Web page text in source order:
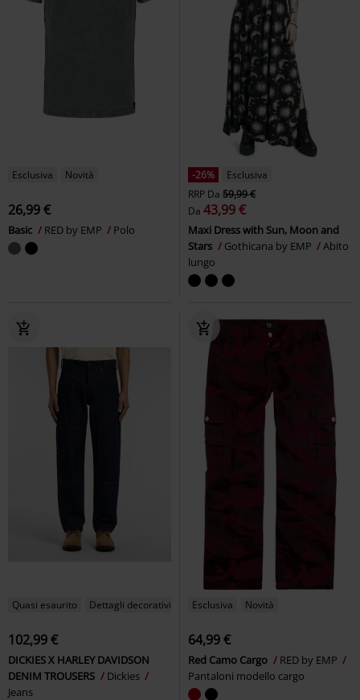
Esclusiva Novità
26,99 €
Basic RED by EMP Polo
-26%
Esclusiva
RRP Da 59,99 €
Da 43,99 €
Maxi Dress with Sun, Moon and
Stars
Gothicana by EMP
Abito
lungo
Quasi esaurito Dettagli decorativi
102,99 €
DICKIES X HARLEY DAVIDSON
DENIM TROUSERS
Dickies
Jeans
Esclusiva Novità
64,99 €
Red Camo Cargo
RED by EMP
Pantaloni modello cargo